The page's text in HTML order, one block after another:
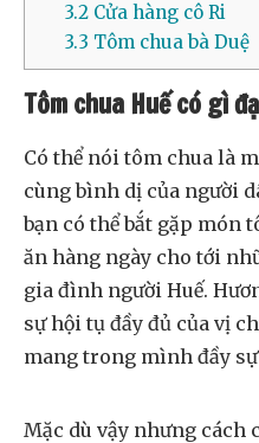
3.2Cửa hàng cô Ri
3.3 Tôm chua bà Duệ
Tôm chua Huế có gì
Có thể nói tôm chua là
cùng bình dị của người
bạn có thể bắt gặp món
ăn hàng ngày cho tới
gia đình người Huế.
sự hội tụ đầy đủ của vị
mang trong mình đầy
Mặc dù vậy nhưng cách